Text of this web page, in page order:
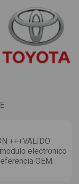
+++VALIDO
electronico
OEM